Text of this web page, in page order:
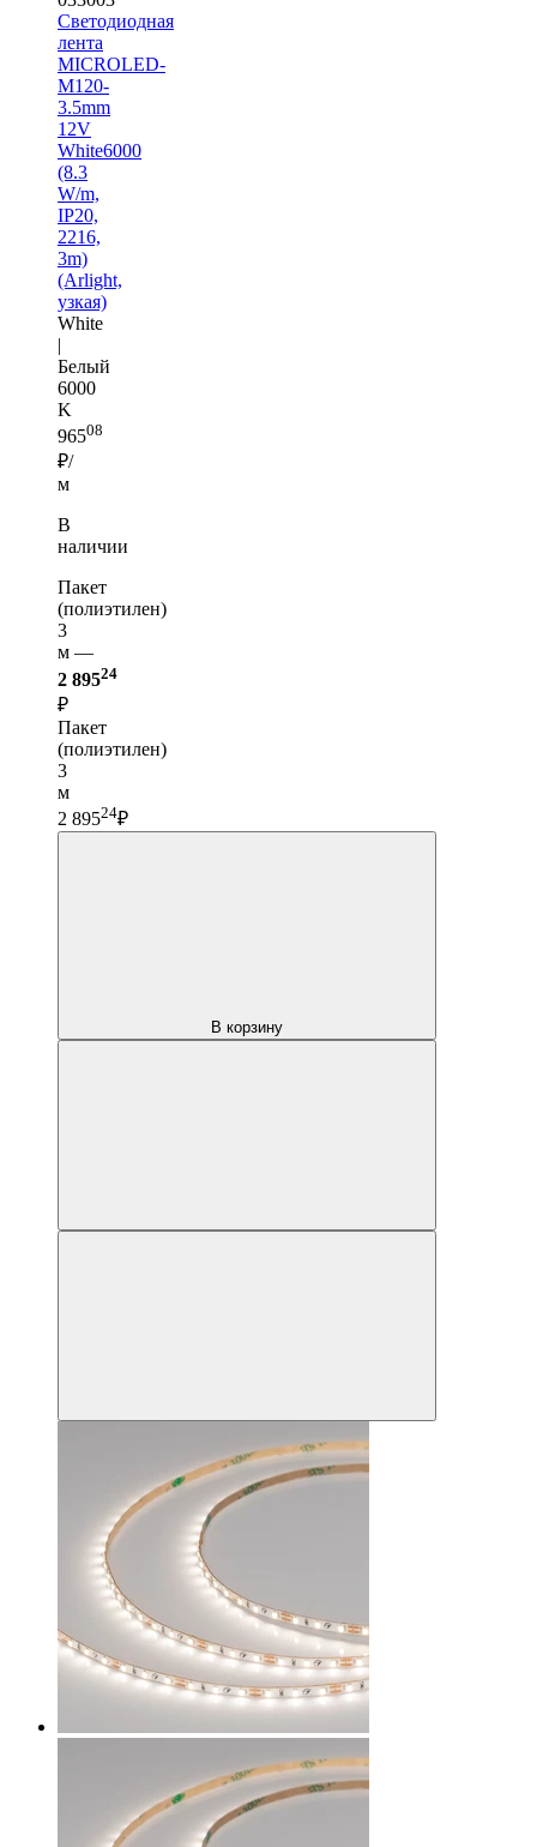
Светодиодная
лента
MICROLED-
M120-
3.5mm
12V
White6000
(8.3
W/m,
IP20,
2216,
3m)
(Arlight,
узкая)
White
|
Белый
6000
K
96508
₽/
м
В
наличии
Пакет
(полиэтилен)
3
м —
2 89524
₽
Пакет
(полиэтилен)
3
м
2 89524₽
В корзину